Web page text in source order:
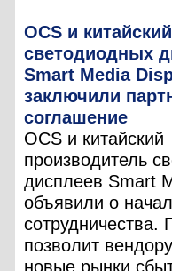
OCS и
светодиодных
Smart Media
заключили
соглашение
OCS и китайский
производитель
дисплеев Smart
объявили о
сотрудничества.
позволит
новые рынки